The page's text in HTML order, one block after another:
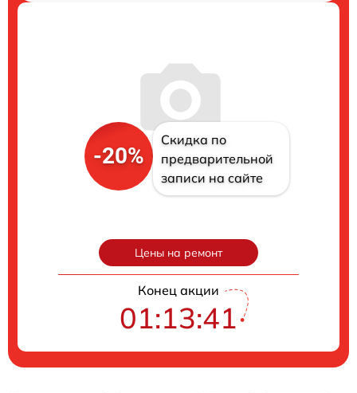
-20%
Скидка по
предварительной
записи на сайте
Цены на ремонт
Конец акции
01:13:40